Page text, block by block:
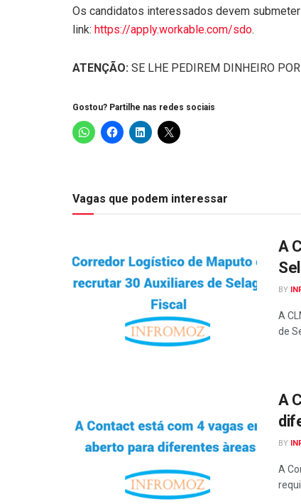
Os candidatos interessados devem
link: https://apply.workable.com/sdo.
ATENÇÃO: SE LHE PEDIREM DINHEIRO
Gostou? Partilhe nas redes sociais
Vagas que podem interessar
A
BY
A
de
A
BY
A